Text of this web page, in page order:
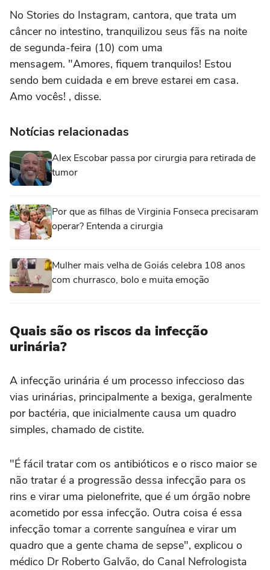
No Stories do Instagram, cantora, que trata um
câncer no intestino, tranquilizou seus fãs na noite
de segunda-feira (10) com uma
mensagem. "Amores, fiquem tranquilos! Estou
sendo bem cuidada e em breve estarei em casa.
Amo vocês! , disse.
Notícias relacionadas
Alex Escobar passa por cirurgia para retirada de
tumor
Por que as filhas de Virginia Fonseca precisaram
operar? Entenda a cirurgia
Mulher mais velha de Goiás celebra 108 anos
com churrasco, bolo e muita emoção
Quais são os riscos da infecção
urinária?
A infecção urinária é um processo infeccioso das
vias urinárias, principalmente a bexiga, geralmente
por bactéria, que inicialmente causa um quadro
simples, chamado de cistite.
"É fácil tratar com os antibióticos e o risco maior se
não tratar é a progressão dessa infecção para os
rins e virar uma pielonefrite, que é um órgão nobre
acometido por essa infecção. Outra coisa é essa
infecção tomar a corrente sanguínea e virar um
quadro que a gente chama de sepse", explicou o
médico Dr Roberto Galvão, do Canal Nefrologista